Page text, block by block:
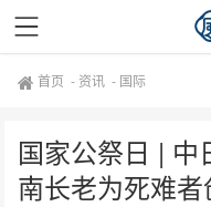
首页 - 资讯 - 国际
国家公祭日 | 中
南长老为死难